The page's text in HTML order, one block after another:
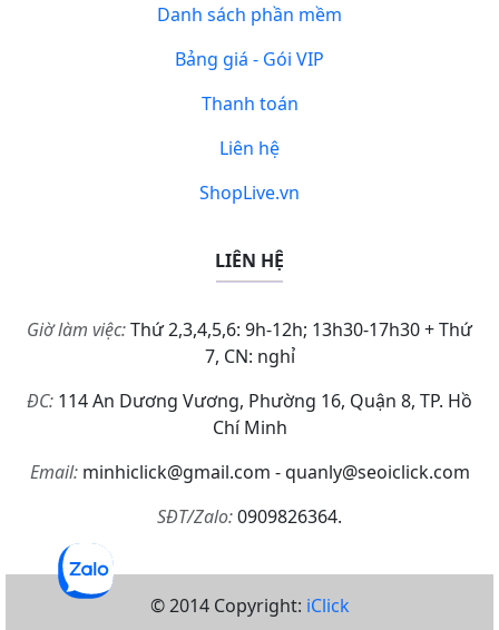
Danh sách phần mềm
Bảng giá - Gói VIP
Thanh toán
Liên hệ
ShopLive.vn
LIÊN HỆ
Giờ làm việc:Thứ 2,3,4,5,6: 9h-12h; 13h30-17h30 + Thứ
7, CN: nghỉ
ĐC: 114 An Dương Vương, Phường 16, Quận 8, TP. Hồ
Chí Minh
Email:minhiclick@gmail.com - quanly@seoiclick.com
SĐT/Zalo:0909826364.
© 2014 Copyright: iClick